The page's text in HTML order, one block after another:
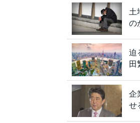
土
の
迫
田
企
せ